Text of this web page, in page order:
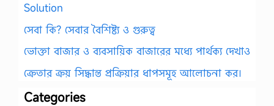
Solution
সেবা কি? সেবার বৈশিষ্ট্য ও গুরুত্ব
ভোক্তা বাজার ও ব্যবসায়িক বাজারের মধ্যে পার্থক্য দেখাও
ক্রেতার ক্রয় সিদ্ধান্ত প্রক্রিয়ার ধাপসমূহ আলোচনা কর।
Categories